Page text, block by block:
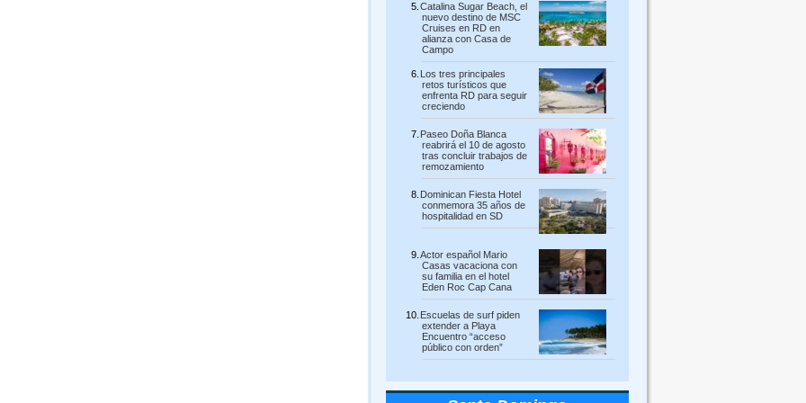
Catalina Sugar Beach, el
nuevo destino de MSC
Cruises en RD en
alianza con Casa de
Campo
Los tres principales
retos turísticos que
enfrenta RD para seguir
creciendo
Paseo Doña Blanca
reabrirá el 10 de agosto
tras concluir trabajos de
remozamiento
Dominican Fiesta Hotel
conmemora 35 años de
hospitalidad en SD
Actor español Mario
Casas vacaciona con
su familia en el hotel
Eden Roc Cap Cana
Escuelas de surf piden
extender a Playa
Encuentro “acceso
público con orden”